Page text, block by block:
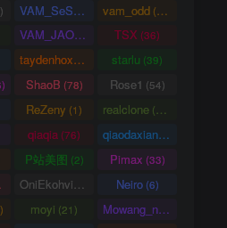
VAM_SeSe(10) vam_odd (20)
VAM_JAO
(15) TSX (36)
taydenhoxe(8) starlu (39)
ShaoB (78) Rose1 (54)
ReZeny (1) realclone (70)
qiaqia (76) qiaodaxian
(16)
P站美图 (2) Pimax (33)
Neiro(6)
moyi (21) Mowang_nixi